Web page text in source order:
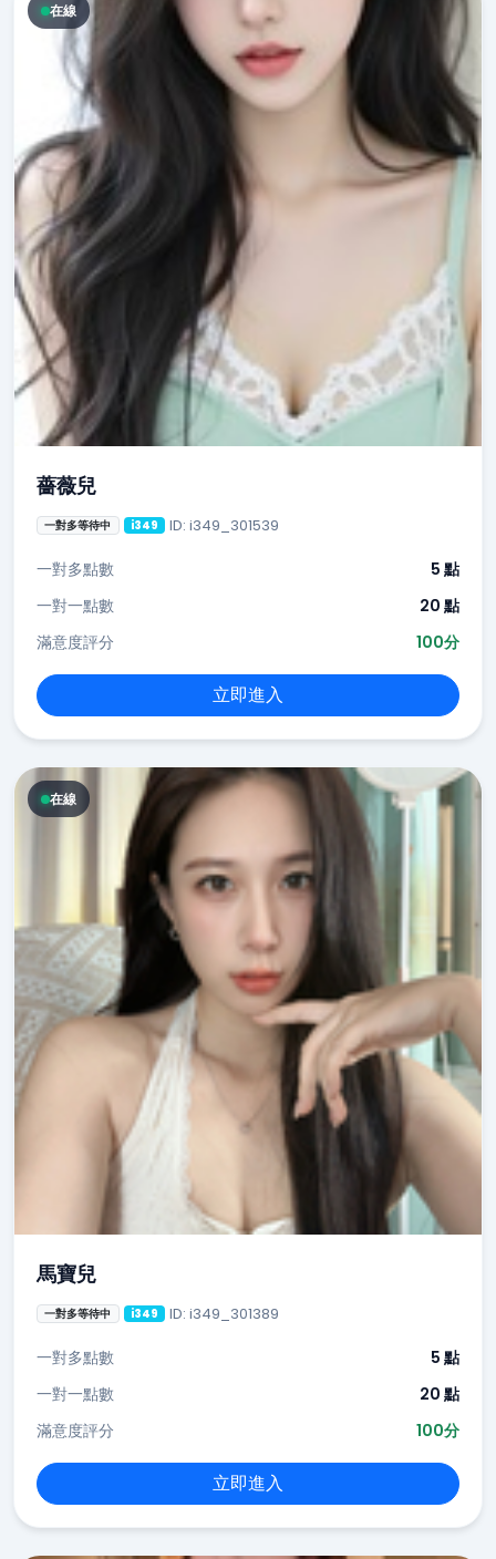
在線
薔薇兒
一對多等待中 i349 ID: i349_301539
一對多點數
5 點
一對一點數
20 點
滿意度評分
100分
立即進入
在線
馬寶兒
一對多等待中 i349 ID: i349_301389
一對多點數
5 點
一對一點數
20 點
滿意度評分
100分
立即進入